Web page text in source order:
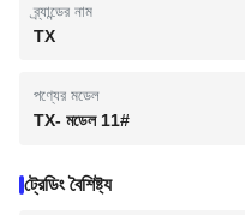
ব্র্যান্ডের নাম
TX
পণ্যের মডেল
TX- মডেল 11#
ট্রেডিং বৈশিষ্ট্য